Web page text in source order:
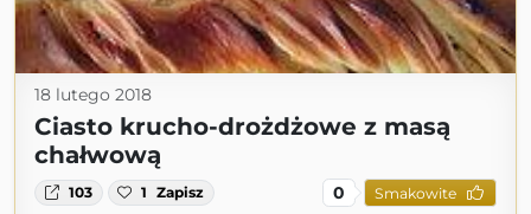
18 lutego 2018
Ciasto krucho-drożdżowe z masą
chałwową
103 1 Zapisz 0 Smakowite